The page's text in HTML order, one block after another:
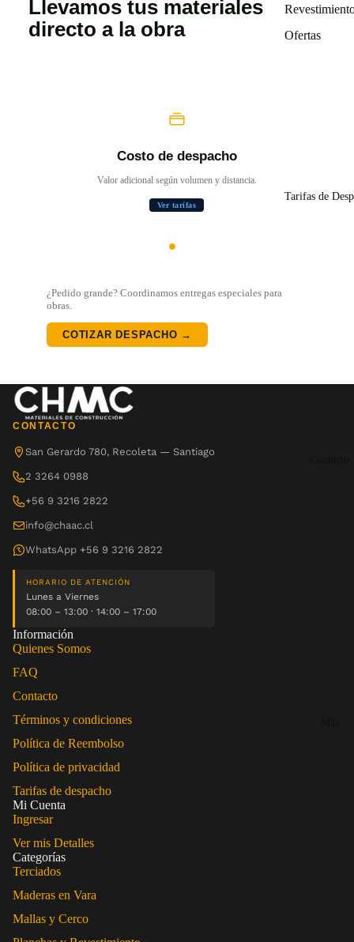
Ofertas
Tarifas de
Llevamos tus materiales
directo a la obra
Costo de despacho
Valor adicional según volumen y distancia.
Ver tarifas
¿Pedido grande? Coordinamos entregas especiales para
obras.
COTIZAR DESPACHO →
CONTACTO
San Gerardo 780, Recoleta — Santiago
2 3264 0988
+56 9 3216 2822
info@chaac.cl
WhatsApp +56 9 3216 2822
HORARIO DE ATENCIÓN
Lunes a Viernes
08:00 – 13:00 · 14:00 – 17:00
Información
Quienes Somos
FAQ
Contacto
Términos y condiciones
Política de Reembolso
Política de privacidad
Tarifas de despacho
Mi Cuenta
Ingresar
Ver mis Detalles
Categorías
Terciados
Maderas en Vara
Mallas y Cerco